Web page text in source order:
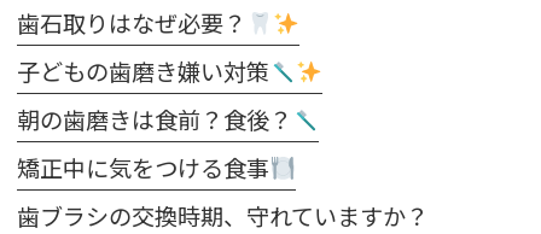
歯石取りはなぜ必要？
子どもの歯磨き嫌い対策
朝の歯磨きは食前？食後？
矯正中に気をつける食事
歯ブラシの交換時期、守れていますか？